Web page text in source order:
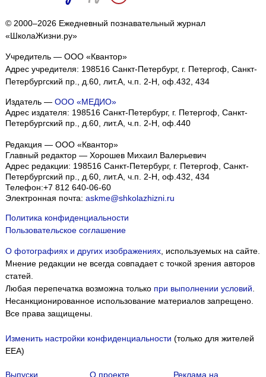
© 2000–2026 Ежедневный познавательный журнал
«ШколаЖизни.ру»
Учредитель — ООО «Квантор»
Адрес учредителя: 198516 Санкт-Петербург, г. Петергоф, Санкт-
Петербургский пр., д.60, лит.А, ч.п. 2-Н, оф.432, 434
Издатель — ООО «МЕДИО»
Адрес издателя: 198516 Санкт-Петербург, г. Петергоф, Санкт-
Петербургский пр., д.60, лит.А, ч.п. 2-Н, оф.440
Редакция — ООО «Квантор»
Главный редактор — Хорошев Михаил Валерьевич
Адрес редакции: 198516 Санкт-Петербург, г. Петергоф Санкт-
Петербургский пр., д.60, лит.А, ч.п. 2-Н, оф.432, 434
Телефон:+7 812 640-06-60
Электронная почта: askme@shkolazhizni.ru
Политика конфиденциальности
Пользовательское соглашение
О фотографиях и других изображениях, используемых на сайте.
Мнение редакции не всегда совпадает с точкой зрения авторов
статей.
Любая перепечатка возможна только при выполнении условий
Несанкционированное использование материалов запрещено.
Все права защищены.
Изменить настройки конфиденциальности (только для жителей
EEA)
Выпуски О проекте Реклама на